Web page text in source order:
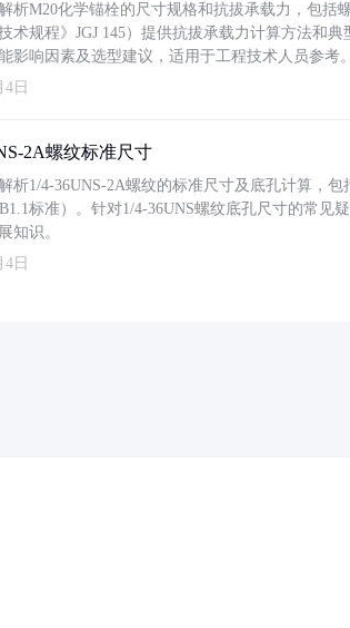
析M20化学锚栓的尺寸规格和抗拔承载力，包
术规程》JGJ 145）提供抗拔承载力计算方法和
影响因素及选型建议，适用于工程技术人员参考。
4日
2A螺纹标准尺寸
析1/4-36UNS-2A螺纹的标准尺寸及底孔计算，
B1.1标准）。针对1/4-36UNS螺纹底孔尺寸的常
知识。
4日